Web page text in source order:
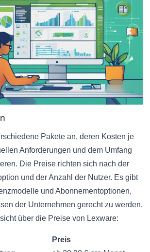
Pakete an, deren Kosten je
Anforderungen und dem Umfang
Die Preise richten sich nach der
und der Anzahl der Nutzer. Es gibt
und Abonnementoptionen,
der Unternehmen gerecht zu werden.
über die Preise von Lexware:
Preis